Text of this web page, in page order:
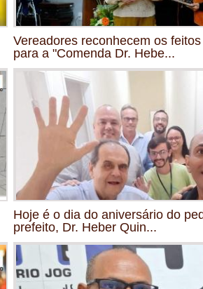
Vereadores reconhecem os
para a "Comenda Dr. Hebe...
Hoje é o dia do aniversário do
prefeito, Dr. Heber Quin...